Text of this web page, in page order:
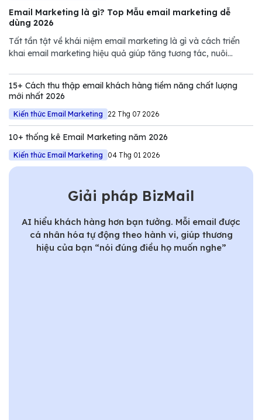
Email Marketing là gì? Top Mẫu email marketing dễ
dùng 2026
Tất tần tật về khái niệm email marketing là gì và cách triển
khai email marketing hiệu quả giúp tăng tương tác, nuôi
15+ Cách thu thập email khách hàng tiềm năng chất lượng
mới nhất 2026
Kiến thức Email Marketing 22 Thg 07 2026
10+ thống kê Email Marketing năm 2026
Kiến thức Email Marketing 04 Thg 01 2026
Giải pháp BizMail
AI hiểu khách hàng hơn bạn tưởng. Mỗi email được
cá nhân hóa tự động theo hành vi, giúp thương
hiệu của bạn “nói đúng điều họ muốn nghe”